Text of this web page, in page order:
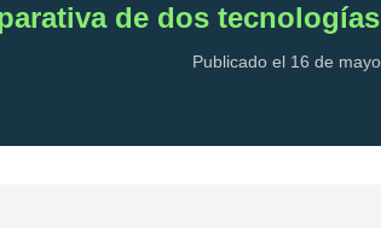
de dos
Publicado el 16 de